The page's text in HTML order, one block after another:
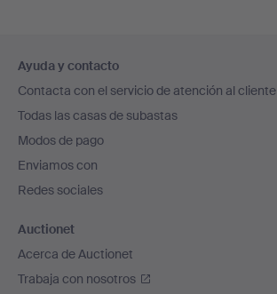
en
el
pie
de
página
Ayuda y contacto
Contacta con el servicio de atención al cliente
Todas las casas de subastas
Modos de pago
Enviamos con
Redes sociales
Auctionet
Acerca de Auctionet
Trabaja con nosotros